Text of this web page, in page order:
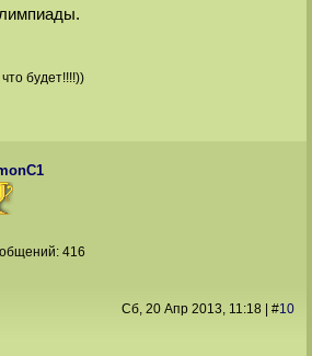
будет!!!!))
416
Сб, 20 Апр 2013, 11:18| #10